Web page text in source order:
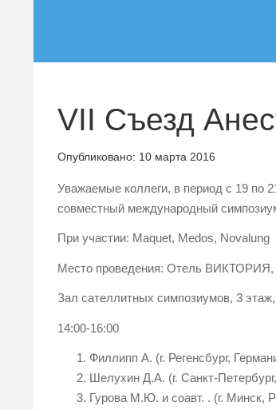
VII Съезд
Опубликовано: 10 марта 2016
Уважаемые коллеги, в период с 19 по
совместный международный
При участии: Maquet, Medos, Novalung
Место проведения: Отель ВИКТОРИЯ,
Зал сателлитных симпозиумов, 3
14:00-16:00
Филлипп А. (г. Регенсбург,
Шелухин Д.А. (г. Санкт-
Гурова М.Ю. и соавт. . (г. Минск,